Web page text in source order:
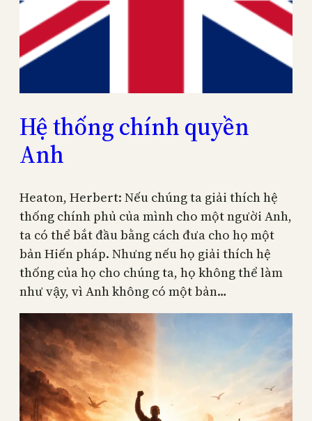
Hệ thống chính quyền
Anh
Heaton, Herbert: Nếu chúng ta giải thích hệ
thống chính phủ của mình cho một người Anh,
ta có thể bắt đầu bằng cách đưa cho họ một
bản Hiến pháp. Nhưng nếu họ giải thích hệ
thống của họ cho chúng ta, họ không thể làm
như vậy, vì Anh không có một bản…